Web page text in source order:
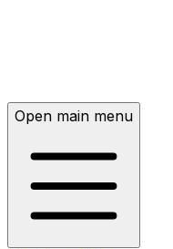
Open main menu